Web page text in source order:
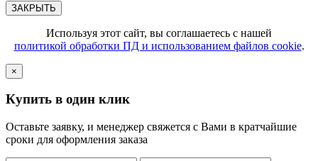
ЗАКРЫТЬ
Используя этот сайт, вы соглашаетесь с нашей
политикой обработки ПД и использованием файлов cookie.
×
Купить в один клик
Оставьте заявку, и менеджер свяжется с Вами в кратчайшие
сроки для оформления заказа